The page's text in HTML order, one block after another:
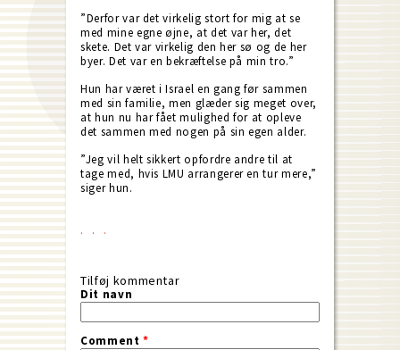
”Derfor var det virkelig stort for mig at se
med mine egne øjne, at det var her, det
skete. Det var virkelig den her sø og de her
byer. Det var en bekræftelse på min tro.”
Hun har været i Israel en gang før sammen
med sin familie, men glæder sig meget over,
at hun nu har fået mulighed for at opleve
det sammen med nogen på sin egen alder.
”Jeg vil helt sikkert opfordre andre til at
tage med, hvis LMU arrangerer en tur mere,”
siger hun.
Tilføj kommentar
Dit navn
Comment*